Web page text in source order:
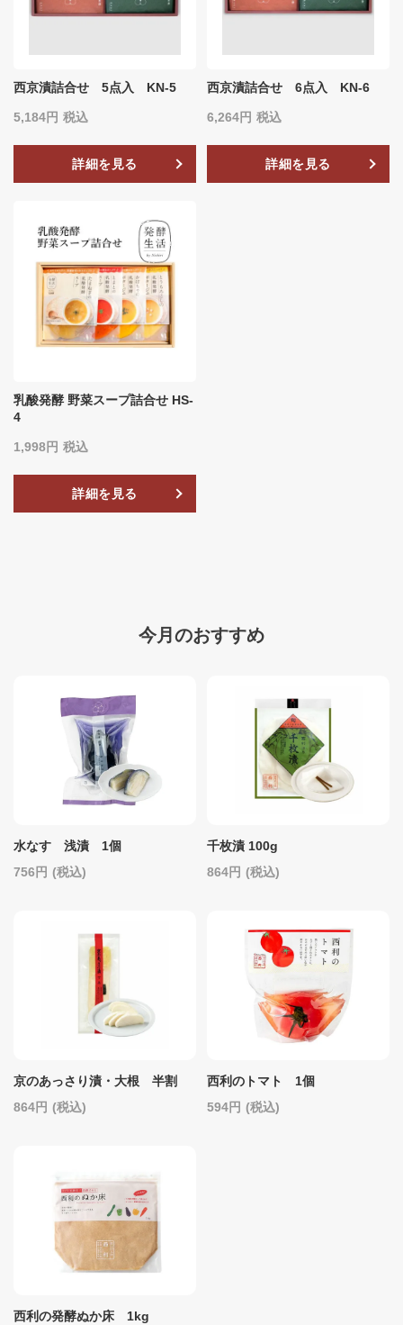
西京漬詰合せ 5点入 KN-5
5,184 税込
詳細を見る
西京漬詰合せ 6点入 KN-6
6,264 税込
詳細を見る
乳酸発酵 野菜スープ詰合せ HS-
4
1,998 税込
詳細を見る
今月のおすすめ
水なす 浅漬 1個
756
(税込)
千枚漬 100g
864
(税込)
京のあっさり漬・大根 半割
864
(税込)
西利のトマト 1個
594
(税込)
西利の発酵ぬか床 1kg